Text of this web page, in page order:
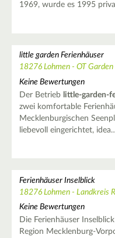
1969, wurde es 1995
little garden Ferienhäuser
18276 Lohmen - OT
Keine Bewertungen
Der Betrieb little-garden-
zwei komfortable
Mecklenburgischen
liebevoll eingerichtet,
Ferienhäuser Inselblick
18276 Lohmen - Landkreis
Keine Bewertungen
Die Ferienhäuser
Region Mecklenburg-